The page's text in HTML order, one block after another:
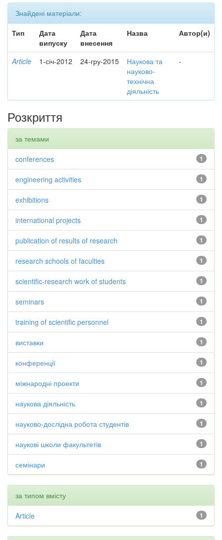
Знайдені матеріали:
Тип
Дата
випуску
Дата
внесення
Назва Автор(и)
Article 1-січ-2012 24-гру-2015
Наукова та
науково-
технічна
діяльність
-
Розкриття
за темами
1
conferences
1
engineering activities
1
exhibitions
1
international projects
1
publication of results of research
1
research schools of faculties
1
scientific-research work of students
1
seminars
1
training of scientific personnel
1
виставки
1
конференції
1
міжнародні проекти
1
наукова діяльність
1
науково-дослідна робота студентів
1
наукові школи факультетів
1
семінари
за типом вмісту
1
Article